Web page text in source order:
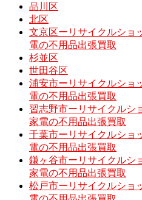
品川区
北区
文京区ーリサイクルショ
電の不用品出張買取
杉並区
世田谷区
浦安市ーリサイクルショ
電の不用品出張買取
習志野市ーリサイクルシ
家電の不用品出張買取
千葉市ーリサイクルショ
電の不用品出張買取
鎌ヶ谷市ーリサイクルシ
家電の不用品出張買取
松戸市ーリサイクルショ